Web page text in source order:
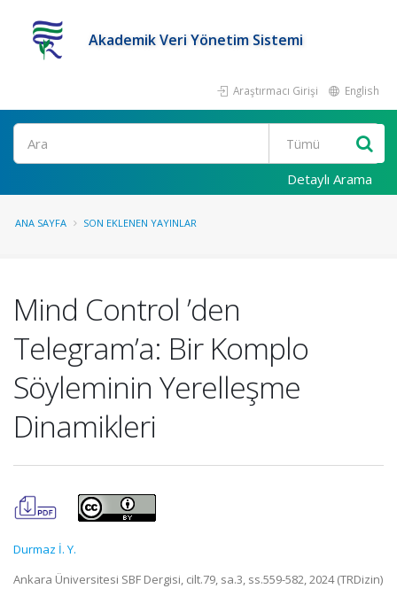
Akademik Veri Yönetim Sistemi
Araştırmacı Girişi English
Ara
Detaylı Arama
ANA SAYFA SON EKLENEN YAYINLAR
Mind Control ’den
Telegram’a: Bir Komplo
Söyleminin Yerelleşme
Dinamikleri
Durmaz İ. Y.
Ankara Üniversitesi SBF Dergisi, cilt.79, sa.3, ss.559-582, 2024 (TRDizin)